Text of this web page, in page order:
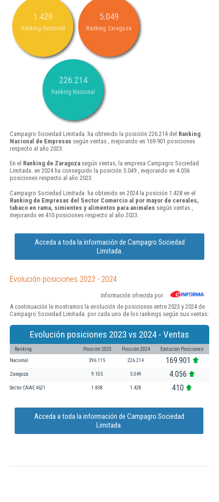
1.428
Ranking Sectorial
5.049
Ranking Zaragoza
226.214
Ranking Nacional
Campagro Sociedad Limitada. ha obtenido la posición 226.214 del Ranking
Nacional de Empresas según ventas , mejorando en 169.901 posiciones
respecto al año 2023.
En el Ranking de Zaragoza según ventas, la empresa Campagro Sociedad
Limitada. en 2024 ha conseguido la posición 5.049 , mejorando en 4.056
posiciones respecto al año 2023.
Campagro Sociedad Limitada. ha obtenido en 2024 la posición 1.428 en el
Ranking de Empresas del Sector Comercio al por mayor de cereales,
tabaco en rama, simientes y alimentos para animales según ventas ,
mejorando en 410 posiciones respecto al año 2023.
Acceda a toda la información de Campagro Sociedad
Limitada.
Evolución posiciones 2023 - 2024
Información ofrecida por
A continuación le mostramos la evolución de posiciones entre 2023 y 2024 de
Campagro Sociedad Limitada. por cada uno de los rankings según sus ventas:
Evolución posiciones 2023 vs 2024 - Ventas
Ranking Posición 2023 Posición 2024 Evolución Posiciones
Nacional 396.115 226.214 169.901
Zaragoza 9.105 5.049 4.056
Sector CNAE 4621 1.838 1.428 410
Acceda a toda la información de Campagro Sociedad
Limitada.